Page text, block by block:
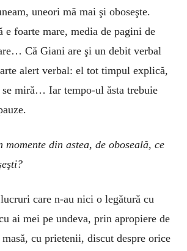
uneori mă mai şi oboseşte.
e foarte mare, media de pagini de
Că Giani are şi un debit verbal
alert verbal: el tot timpul explică,
se miră… Iar tempo-ul ăsta trebuie
din astea, de oboseală, ce
care n-au nici o legătură cu
ai mei pe undeva, prin apropiere de
cu prietenii, discut despre orice